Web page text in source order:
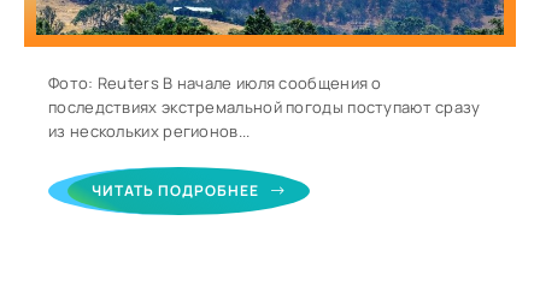
Фото: Reuters В начале июля сообщения о
последствиях экстремальной погоды поступают сразу
из нескольких регионов...
ЧИТАТЬ ПОДРОБНЕЕ